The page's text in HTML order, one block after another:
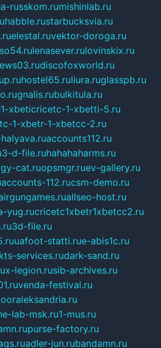
russkom.rumishinlab.ru
habble.rustarbucksvia.ru
elestal.ruvektor-doroga.ru
lenasever.rulovinskix.ru
discofoxworld.ru
hostel65.ruliura.ruglasspb.ru
gnalis.rubulkitula.ru
1-xbeticricetc-1-xbetti-5.ru
1-xbetr-1-xbetcc-2.ru
accounts112.ru
3-d-file.ruhahahaharms.ru
cat.ruopsmgr.ruev-gallery.ru
accounts-112.rucsm-demo.ru
allseo-host.ru
yug.rucricetc1xbetr1xbetcc2.ru
3d-file.ru
uafoot-statti.rue-abis1c.ru
kts-services.rudark-sand.ru
x-legion.rusib-archives.ru
venda-festival.ru
lab-msk.ru1-mus.ru
purse-factory.ru
adler-jun.rubandamn.ru